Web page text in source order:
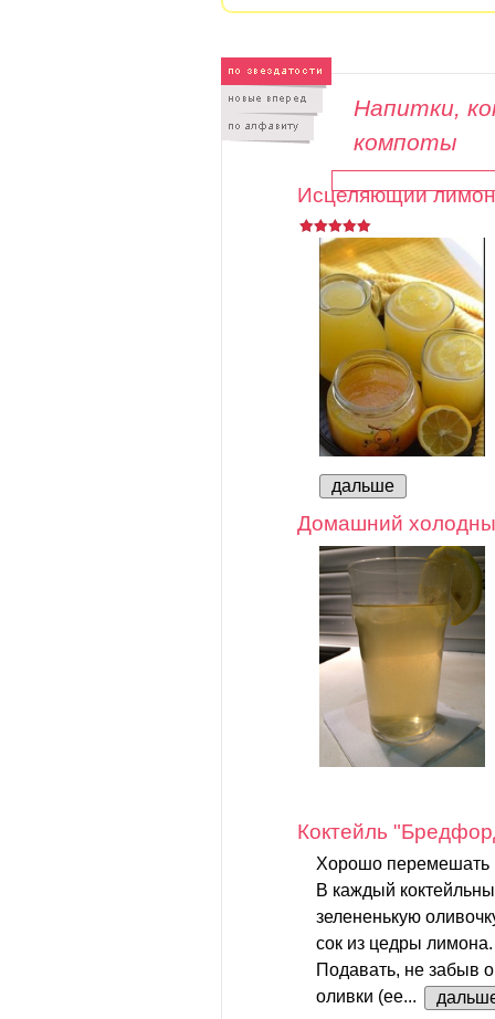
Напитки,
компоты
Исцеляющий
дальше
Домашний
Коктейль
Хорошо перемешать
В каждый
зелененькую
сок из цедры лимона.
Подавать, не забыв
оливки (ее...